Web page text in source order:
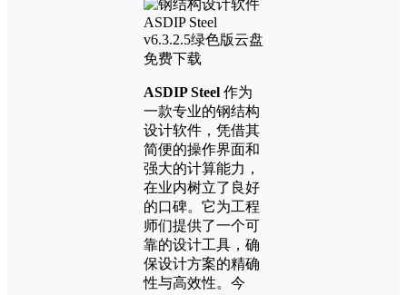
ASDIP Steel 作为
一款专业的钢结构
设计软件，凭借其
简便的操作界面和
强大的计算能力，
在业内树立了良好
的口碑。它为工程
师们提供了一个可
靠的设计工具，确
保设计方案的精确
性与高效性。今